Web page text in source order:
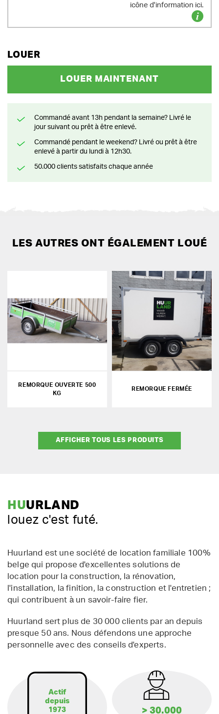
icône d'information ici.
LOUER
LOUER MAINTENANT
Commandé avant 13h pendant la semaine? Livré le
jour suivant ou prêt à être enlevé.
Commandé pendant le weekend? Livré ou prêt à être
enlevé à partir du lundi à 12h30.
50.000 clients satisfaits chaque année
LES AUTRES ONT ÉGALEMENT LOUÉ
REMORQUE OUVERTE 500
KG
REMORQUE FERMÉE
AFFICHER TOUS LES PRODUITS
HUURLAND
louez c'est futé.
Huurland est une société de location familiale 100%
belge qui propose d'excellentes solutions de
location pour la construction, la rénovation,
l'installation, la finition, la construction et l'entretien ;
qui contribuent à un savoir-faire fier.
Huurland sert plus de 30 000 clients par an depuis
presque 50 ans. Nous défendons une approche
personnelle avec des conseils d'experts.
Actif
depuis
1973
> 30.000